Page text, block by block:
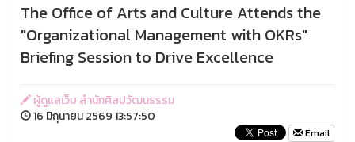
The Office of Arts and Culture Attends the
"Organizational Management with OKRs"
Briefing Session to Drive Excellence
ผู้ดูแลเว็บ สำนักศิลปวัฒนธรรม
16 มิถุนายน 2569 13:57:50
Email